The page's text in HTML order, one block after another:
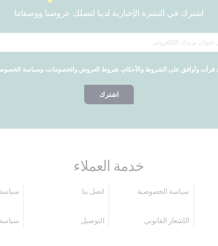
اشترك في النشرة الإخبارية لدينا لتصلك عروضنا ووصفاتنا
قرأت وأوافق على الشروط والأحكام، شروط العروض والخصومات، وسياسة
اشترك
خدمة العملاء
سياسة الخصوصية اتصل بنا سياسة
الإشعار القانوني التوصيل سياسة